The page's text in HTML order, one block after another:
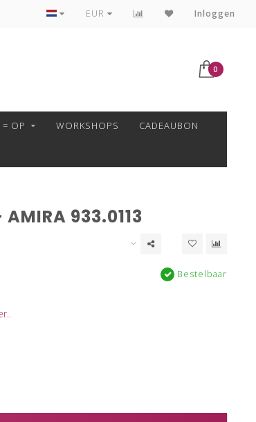
VEILIG BETALEN MET MOLLIE!
EUR Inloggen
0
= OP WORKSHOPS CADEAUBON
933.0113
Bestelbaar